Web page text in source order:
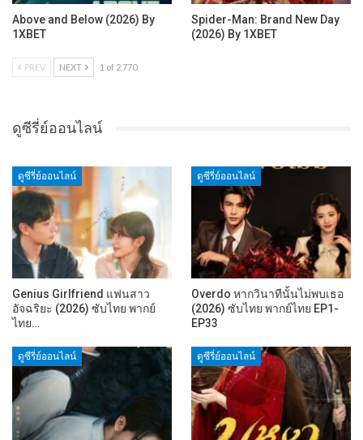
Above and Below (2026) By
1XBET
Spider-Man: Brand New Day
(2026) By 1XBET
PREV NEXT 1 of 2,770
ดูซีรี่ย์ออนไลน์
ดูซีรี่ย์ออนไลน์
Genius Girlfriend แฟนสาว
อัจฉริยะ (2026) ซับไทย พากย์
ไทย…
ดูซีรี่ย์ออนไลน์
Overdo หากวินาทีนั้นไม่พบเธอ
(2026) ซับไทย พากย์ไทย EP1-
EP33
ดูซีรี่ย์ออนไลน์ ดูซีรี่ย์ออนไลน์